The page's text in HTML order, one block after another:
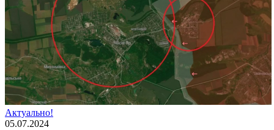
Актуально!
05.07.2024